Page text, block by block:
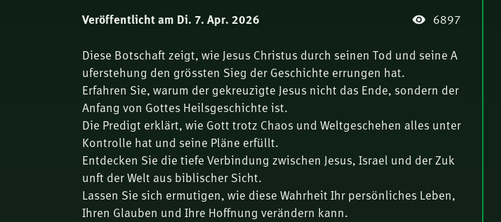
Veröffentlicht am Di. 7. Apr. 2026 6897
Diese Botschaft zeigt, wie Jesus Christus durch seinen Tod und seine A
uferstehung den grössten Sieg der Geschichte errungen hat.
Erfahren Sie, warum der gekreuzigte Jesus nicht das Ende, sondern der
Anfang von Gottes Heilsgeschichte ist.
Die Predigt erklärt, wie Gott trotz Chaos und Weltgeschehen alles unter
Kontrolle hat und seine Pläne erfüllt.
Entdecken Sie die tiefe Verbindung zwischen Jesus, Israel und der Zuk
unft der Welt aus biblischer Sicht.
Lassen Sie sich ermutigen, wie diese Wahrheit Ihr persönliches Leben,
Ihren Glauben und Ihre Hoffnung verändern kann.